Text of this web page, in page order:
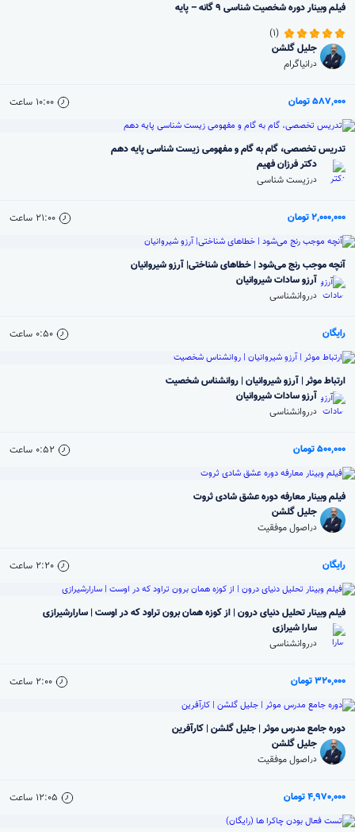
فیلم وبینار دوره شخصیت شناسی 9 گانه – پایه
(1)
جلیل گلشن
درانیاگرام
587,000 تومان 10:00 ساعت
تدریس تخصصی، گام به گام و مفهومی زیست شناسی پایه دهم
دکتر فرزان فهیم
درزیست شناسی
2,000,000 تومان 21:00 ساعت
آنچه موجب رنج می‌شود | خطاهای شناختی| آرزو شیروانیان
آرزو سادات شیروانیان
درروانشناسی
رایگان 0:50 ساعت
ارتباط موثر | آرزو شیروانیان | روانشناس شخصیت
آرزو سادات شیروانیان
درروانشناسی
500,000 تومان 0:52 ساعت
فیلم وبینار معارفه دوره عشق شادی ثروت
جلیل گلشن
دراصول موفقیت
رایگان 2:20 ساعت
فیلم وبینار تحلیل دنیای درون | از کوزه همان برون تراود که در اوست | سارارشیرازی
سارا شیرازی
درروانشناسی
320,000 تومان 2:00 ساعت
دوره جامع مدرس موثر | جلیل گلشن | کارآفرین
جلیل گلشن
دراصول موفقیت
4,970,000 تومان 12:05 ساعت